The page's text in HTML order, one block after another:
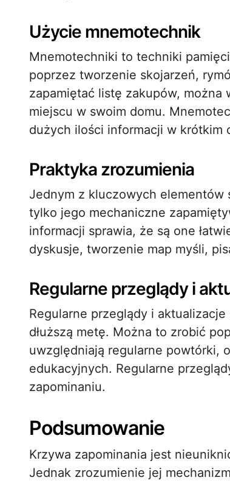
Użycie mnemotechnik
Mnemotechniki to techniki
poprzez tworzenie skojarzeń,
zapamiętać listę zakupów,
miejscu w swoim domu.
dużych ilości informacji w krótkim
Praktyka zrozumienia
Jednym z kluczowych elementów
tylko jego mechaniczne
informacji sprawia, że są one
dyskusje, tworzenie map myśli,
Regularne przeglądy i
Regularne przeglądy i
dłuższą metę. Można to zrobić
uwzględniają regularne powtórki,
edukacyjnych. Regularne
zapominaniu.
Podsumowanie
Krzywa zapominania jest
Jednak zrozumienie jej